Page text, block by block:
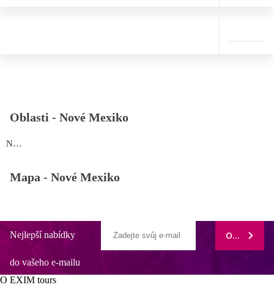
Oblasti - Nové Mexiko
Nové Mexiko
Mapa - Nové Mexiko
Nejlepší nabídky
do vašeho e-mailu
ODEBÍRAT
O EXIM tours